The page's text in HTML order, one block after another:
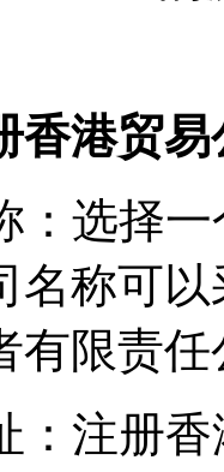
港贸易
选择一
名称可
有限责
注册香